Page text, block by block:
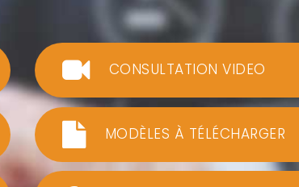
CONSULTATION VIDEO
MODÈLES À TÉLÉCHARGER